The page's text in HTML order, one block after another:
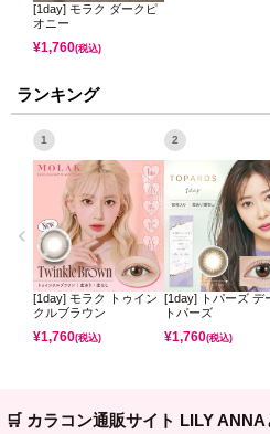
[1day] モラク ダークピ
オニー
¥1,760(税込)
ランキング
1
[1day] モラク トゥイン
クルブラウン
¥1,760(税込)
2
[1day] トパーズ デ
トパーズ
¥1,760(税込)
🛒 カラコン通販サイト LILY ANNA